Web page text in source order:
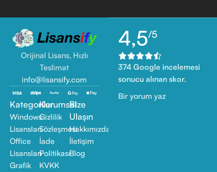
Orijinal Lisans, Hızlı
Teslimat
info@lisansify.com
Kategoriler
Windows
Lisansları
Office
Lisansları
Grafik
Kurumsal
Gizlilik
Sözleşmesi
İade
Politikası
KVKK
Bize
Ulaşın
Hakkımızda
İletişim
Blog
4,5/5
374 Google incelemesi
sonucu alınan skor.
Bir yorum yaz